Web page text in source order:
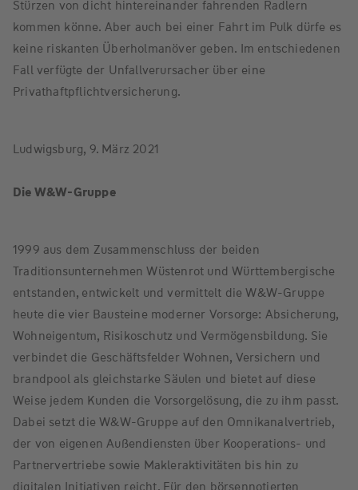
Stürzen von dicht hintereinander fahrenden Radlern
kommen könne. Aber auch bei einer Fahrt im Pulk dürfe es
keine riskanten Überholmanöver geben. Im entschiedenen
Fall verfügte der Unfallverursacher über eine
Privathaftpflichtversicherung.
Ludwigsburg, 9. März 2021
Die W&W-Gruppe
1999 aus dem Zusammenschluss der beiden
Traditionsunternehmen Wüstenrot und Württembergische
entstanden, entwickelt und vermittelt die W&W-Gruppe
heute die vier Bausteine moderner Vorsorge: Absicherung,
Wohneigentum, Risikoschutz und Vermögensbildung. Sie
verbindet die Geschäftsfelder Wohnen, Versichern und
brandpool als gleichstarke Säulen und bietet auf diese
Weise jedem Kunden die Vorsorgelösung, die zu ihm passt.
Dabei setzt die W&W-Gruppe auf den Omnikanalvertrieb,
der von eigenen Außendiensten über Kooperations- und
Partnervertriebe sowie Makleraktivitäten bis hin zu
digitalen Initiativen reicht. Für den börsennotierten